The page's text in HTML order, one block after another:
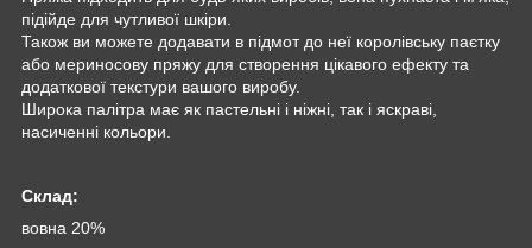
підійде для чутливої шкіри.
Також ви можете додавати в підмот до неї королівську паєтку
або мериносову пряжу для створення цікавого ефекту та
додаткової текстури вашого виробу.
Широка палітра має як пастельні і ніжні, так і яскраві,
насиченні кольори.
Склад:
вовна 20%